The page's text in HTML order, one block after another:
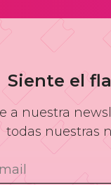
Siente el
a nuestra
todas nuestras